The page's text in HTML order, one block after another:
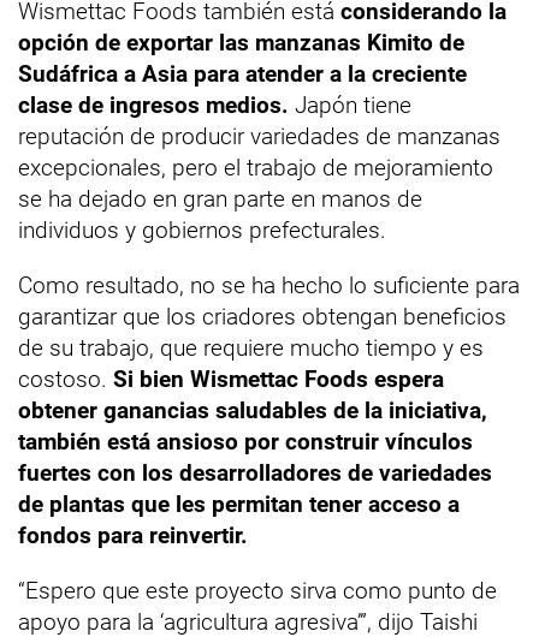
Wismettac Foods también está considerando la
opción de exportar las manzanas Kimito de
Sudáfrica a Asia para atender a la creciente
clase de ingresos medios. Japón tiene
reputación de producir variedades de manzanas
excepcionales, pero el trabajo de mejoramiento
se ha dejado en gran parte en manos de
individuos y gobiernos prefecturales.
Como resultado, no se ha hecho lo suficiente para
garantizar que los criadores obtengan beneficios
de su trabajo, que requiere mucho tiempo y es
costoso. Si bien Wismettac Foods espera
obtener ganancias saludables de la iniciativa,
también está ansioso por construir vínculos
fuertes con los desarrolladores de variedades
de plantas que les permitan tener acceso a
fondos para reinvertir.
“Espero que este proyecto sirva como punto de
apoyo para la ‘agricultura agresiva’”, dijo Taishi